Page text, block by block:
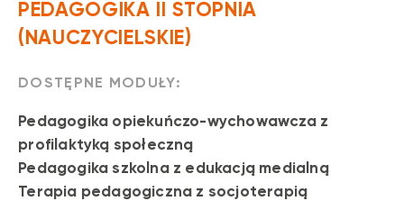
PEDAGOGIKA II STOPNIA
(NAUCZYCIELSKIE)
DOSTĘPNE MODUŁY:
Pedagogika opiekuńczo-wychowawcza z
profilaktyką społeczną
Pedagogika szkolna z edukacją medialną
Terapia pedagogiczna z socjoterapią